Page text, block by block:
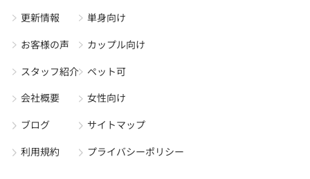
更新情報
お客様の声
スタッフ紹介
会社概要
ブログ
利用規約
単身向け
カップル向け
ペット可
女性向け
サイトマップ
プライバシーポリシー